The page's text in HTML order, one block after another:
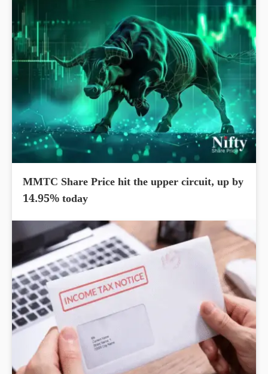
MMTC Share Price hit the upper circuit, up by
14.95% today